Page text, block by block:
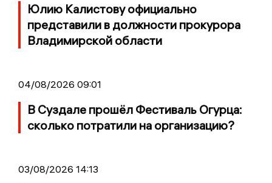
Юлию Калистову официально
представили в должности прокурора
Владимирской области
04/08/2026 09:01
В Суздале прошёл Фестиваль Огурца:
сколько потратили на организацию?
03/08/2026 14:13